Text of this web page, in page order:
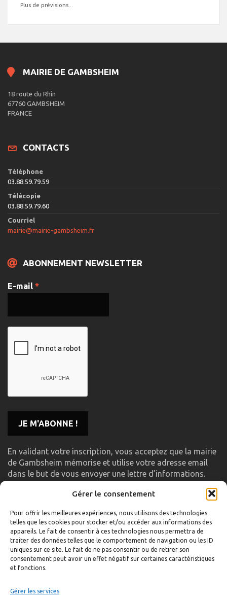
Gérer le consentement
Pour offrir les meilleures expériences, nous utilisons des technologies
telles que les cookies pour stocker et/ou accéder aux informations des
appareils. Le fait de consentir à ces technologies nous permettra de
traiter des données telles que le comportement de navigation ou les ID
uniques sur ce site. Le fait de ne pas consentir ou de retirer son
consentement peut avoir un effet négatif sur certaines caractéristiques
et fonctions.
Gérer les services
Plus de prévisions...
MAIRIE DE GAMBSHEIM
18 route du Rhin
67760 GAMBSHEIM
FRANCE
CONTACTS
Téléphone
03.88.59.79.59
Télécopie
03.88.59.79.60
Courriel
mairie@mairie-gambsheim.fr
ABONNEMENT NEWSLETTER
E-mail *
En validant votre inscription, vous acceptez que la mairie
de Gambsheim mémorise et utilise votre adresse email
dans le but de vous envoyer une lettre d’informations.
LIENS UTILES
Accueil
Formulaire de contact
Gambs TV
Mentions légales